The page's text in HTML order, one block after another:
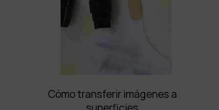
Cómo transferir imágenes a